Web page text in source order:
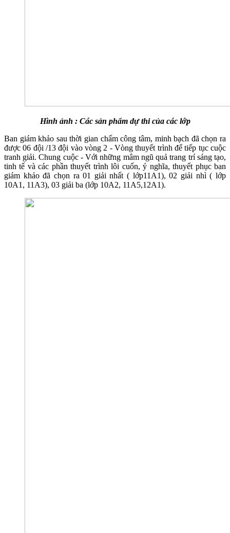
Hình ảnh : Các sản phẩm dự thi của các lớp
Ban giám khảo sau thời gian chấm công tâm, minh bạch đã chọn ra
được 06 đội /13 đội vào vòng 2 - Vòng thuyết trình để tiếp tục cuộc
tranh giải. Chung cuộc - Với những mâm ngũ quả trang trí sáng tạo,
tinh tế và các phần thuyết trình lôi cuốn, ý nghĩa, thuyết phục ban
giám khảo đã chọn ra 01 giải nhất ( lớp11A1), 02 giải nhì ( lớp
10A1, 11A3), 03 giải ba (lớp 10A2, 11A5,12A1).